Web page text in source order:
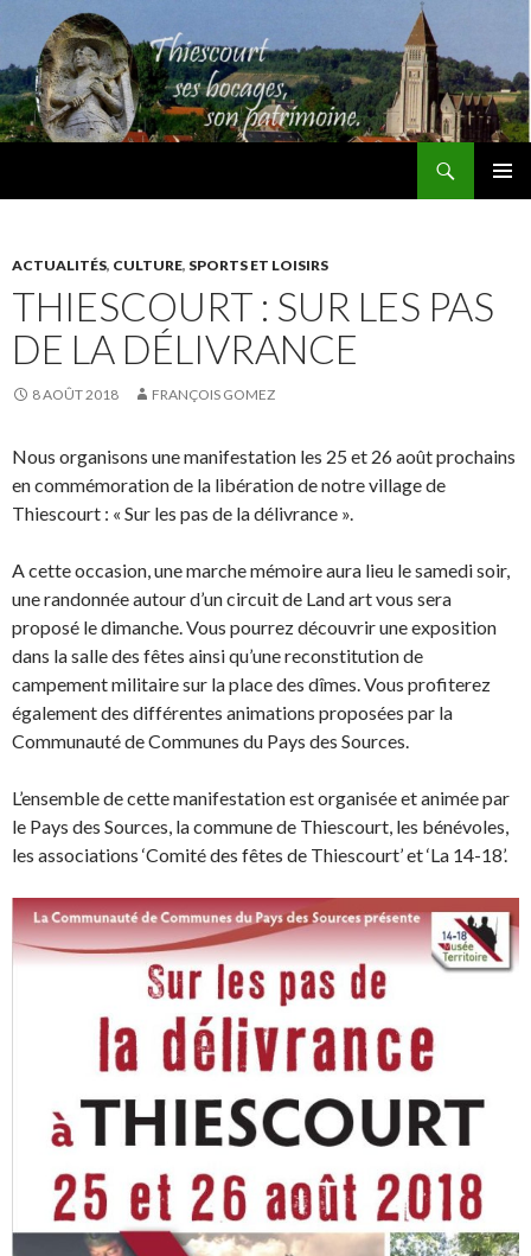
ACTUALITÉS, CULTURE, SPORTS ET LOISIRS
THIESCOURT : SUR LES PAS
DE LA DÉLIVRANCE
8 AOÛT 2018 FRANÇOIS GOMEZ
Nous organisons une manifestation les 25 et 26 août prochains
en commémoration de la libération de notre village de
Thiescourt : « Sur les pas de la délivrance ».
A cette occasion, une marche mémoire aura lieu le samedi soir,
une randonnée autour d’un circuit de Land art vous sera
proposé le dimanche. Vous pourrez découvrir une exposition
dans la salle des fêtes ainsi qu’une reconstitution de
campement militaire sur la place des dîmes. Vous profiterez
également des différentes animations proposées par la
Communauté de Communes du Pays des Sources.
L’ensemble de cette manifestation est organisée et animée par
le Pays des Sources, la commune de Thiescourt, les bénévoles,
les associations ‘Comité des fêtes de Thiescourt’ et ‘La 14-18’.